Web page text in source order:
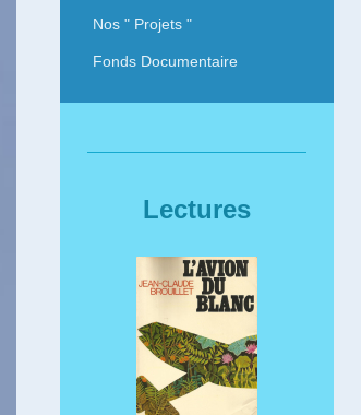
Nos " Projets "
Fonds Documentaire
Lectures